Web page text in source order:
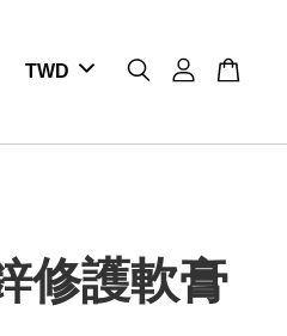
修護軟膏